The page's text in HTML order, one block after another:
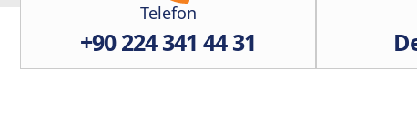
Telefon
+90 224 341 44 31